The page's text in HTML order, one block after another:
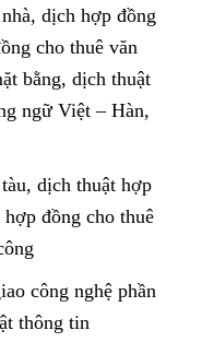
dịch hợp đồng
cho thuê văn
bằng, dịch thuật
ngữ Việt – Hàn,
dịch thuật hợp
đồng cho thuê
công nghệ phần
thông tin